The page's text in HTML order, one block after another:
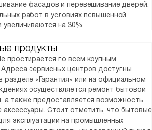
фасадов и перевешивание дверей.
работ в условиях повышенной
на 30%.
продукты
простирается по всем крупным
сервисных центров доступны
разделе «Гарантия» или на официальном
осуществляется ремонт бытовой
а также предоставляется возможность
Стоит отметить, что бытовые
эксплуатации на промышленных